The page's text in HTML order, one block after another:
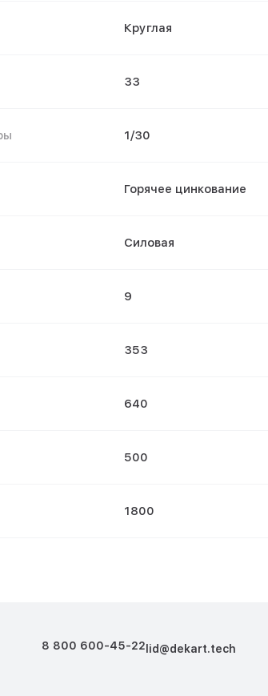
Круглая
33
1/30
Горячее цинкование
Силовая
9
353
640
500
1800
8 800 600-45-22 lid@dekart.tech